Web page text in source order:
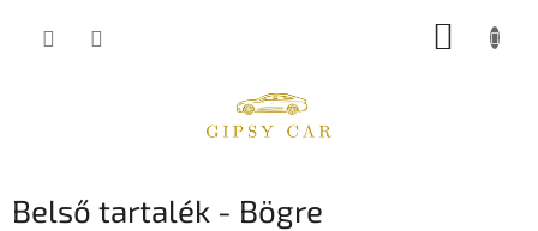
KOSÁR
Belső tartalék - Bögre